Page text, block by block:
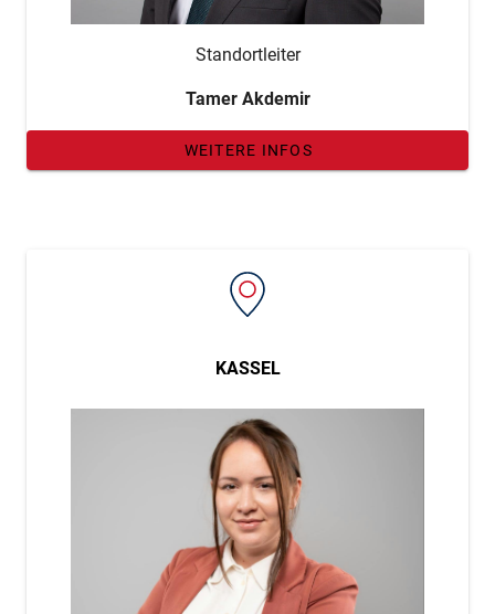
Standortleiter
Tamer Akdemir
WEITERE INFOS
KASSEL